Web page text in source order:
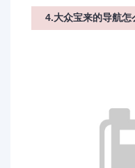
4.大众宝来的导航怎